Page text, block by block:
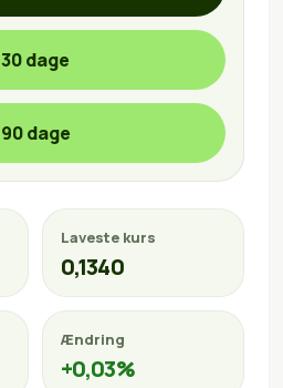
30 dage
90 dage
Laveste kurs
0,1340
Ændring
+0,03%